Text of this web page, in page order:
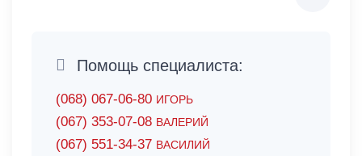
Помощь специалиста:
(068) 067-06-80 ИГОРЬ
(067) 353-07-08 ВАЛЕРИЙ
(067) 551-34-37 ВАСИЛИЙ